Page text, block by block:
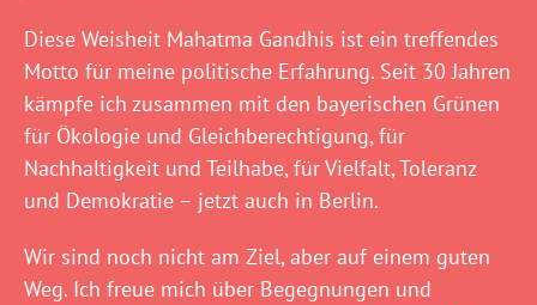
Diese Weisheit Mahatma Gandhis ist ein treffendes
Motto für meine politische Erfahrung. Seit 30 Jahren
kämpfe ich zusammen mit den bayerischen Grünen
für Ökologie und Gleichberechtigung, für
Nachhaltigkeit und Teilhabe, für Vielfalt, Toleranz
und Demokratie – jetzt auch in Berlin.
Wir sind noch nicht am Ziel, aber auf einem guten
Weg. Ich freue mich über Begegnungen und